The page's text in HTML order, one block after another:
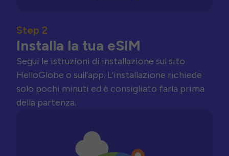
Step 2
Installa la tua eSIM
Segui le istruzioni di installazione sul sito
HelloGlobe o sull’app. L’installazione richiede
solo pochi minuti ed è consigliato farla prima
della partenza.